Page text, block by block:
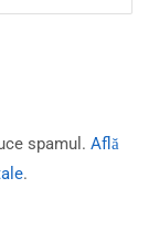
spamul. Află
.